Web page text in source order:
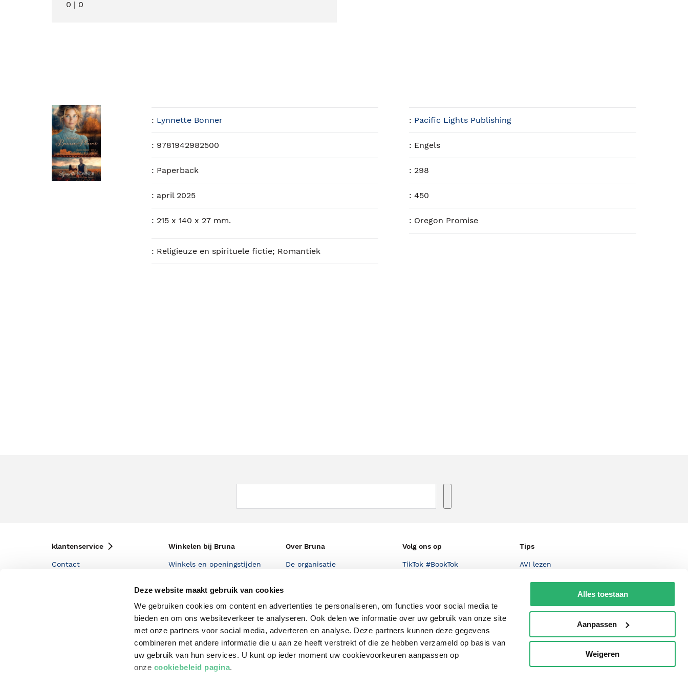
Deze website maakt gebruik van cookies
We gebruiken cookies om content en advertenties te personaliseren, om functies voor social media te
bieden en om ons websiteverkeer te analyseren. Ook delen we informatie over uw gebruik van onze site
met onze partners voor social media, adverteren en analyse. Deze partners kunnen deze gegevens
combineren met andere informatie die u aan ze heeft verstrekt of die ze hebben verzameld op basis van
uw gebruik van hun services. U kunt op ieder moment uw cookievoorkeuren aanpassen op
onze cookiebeleid pagina.
Alles toestaan
Aanpassen
Weigeren
0 | 0
: Lynnette Bonner : Pacific Lights Publishing
: 9781942982500 : Engels
: Paperback : 298
: april 2025 :450
: 215 x 140 x 27 mm. : Oregon Promise
: Religieuze en spirituele fictie; Romantiek
klantenservice
Contact
Annuleren & Retourneren
Zakelijk boeken bestellen
Winkelen bij Bruna
Winkels en openingstijden
Cadeauboxen
Staatsloterij
ING Servicepunten
Over Bruna
De organisatie
De voordelen van Bruna
Responsible Disclosure
Statement
Volg ons op
TikTok #BookTok
Tips
AVI lezen
Kinderboekenweek
Boekenweek
Wet op de Vaste Boekenprijs